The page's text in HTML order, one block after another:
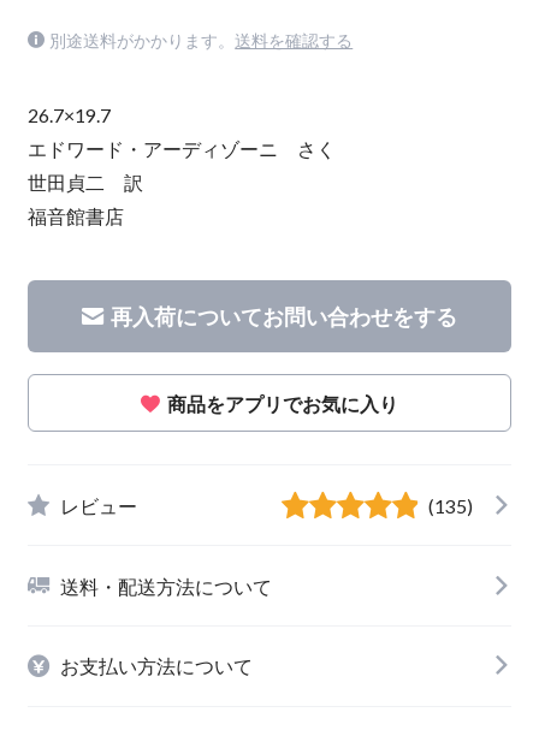
別途送料がかかります。 送料を確認する
26.7×19.7
エドワード・アーディゾーニ さく
世田貞二 訳
福音館書店
再入荷についてお問い合わせをする
商品をアプリでお気に入り
レビュー (135)
送料・配送方法について
お支払い方法について